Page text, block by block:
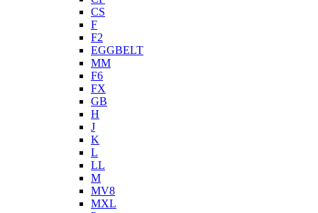
CS
F
F2
EGGBELT
MM
F6
FX
GB
H
J
K
L
LL
M
MV8
MXL